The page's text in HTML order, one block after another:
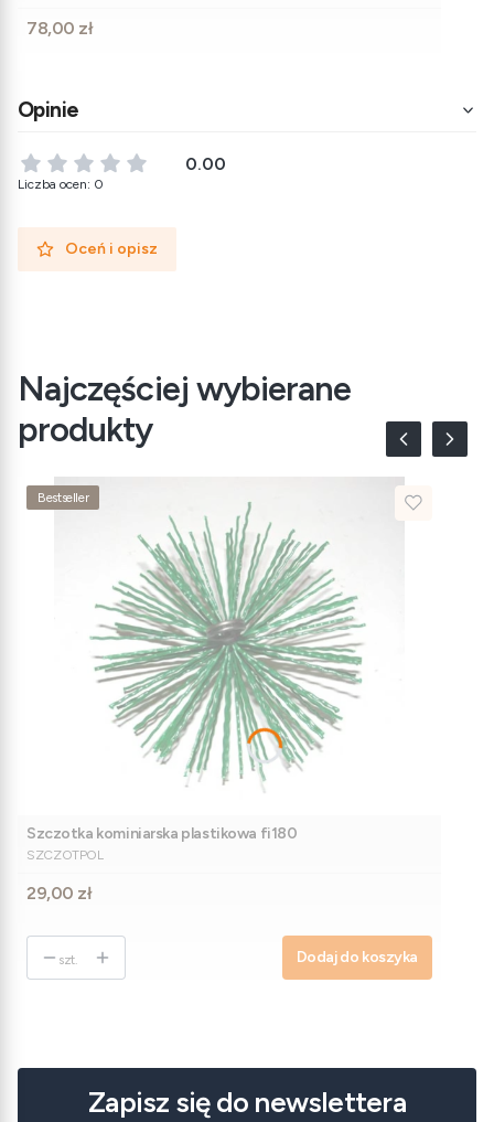
Cena
78,00 zł
Opinie
0.00
Liczba ocen: 0
Oceń i opisz
Najczęściej wybierane
produkty
Bestseller
Szczotka kominiarska plastikowa fi180
PRODUCENT
SZCZOTPOL
Cena
29,00 zł
szt. Dodaj do koszyka
Zapisz się do newslettera